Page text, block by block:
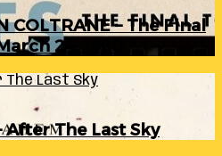
COLTRANE – The Final
24, 1960
The Last Sky
After The Last Sky